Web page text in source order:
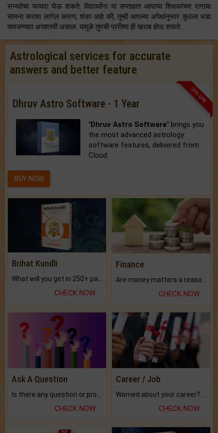
सभ्यतेचा फायदा घेऊ शकते. विद्यार्थांना या सप्ताहात आपल्या शिक्षकांच्या रागाचा
सामना करावा लागेल कारण, शंका आहे की, तुम्ही आपल्या अपेक्षांनुसार कुठला धडा
समजण्यात अयशस्वी असाल. यामुळे तुमची प्रतिमा ही खराब होऊ शकते.
Astrological services for accurate
answers and better feature
33% OFF
Dhruv Astro Software - 1 Year
'Dhruv Astro Software' brings you
the most advanced astrology
software features, delivered from
Cloud.
BUY NOW
Brihat Kundli
CHECK NOW
Finance
CHECK NOW
Ask A Question
CHECK NOW
Career / Job
CHECK NOW